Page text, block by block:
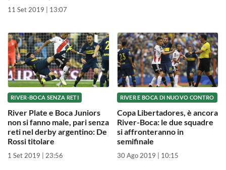
11 Set 2019 | 13:07
RIVER-BOCA SENZA RETI
River Plate e Boca Juniors
non si fanno male, pari senza
reti nel derby argentino: De
Rossi titolare
1 Set 2019 | 23:56
RIVER E BOCA DI NUOVO CONTRO
Copa Libertadores, è ancora
River-Boca: le due squadre
si affronteranno in
semifinale
30 Ago 2019 | 10:15